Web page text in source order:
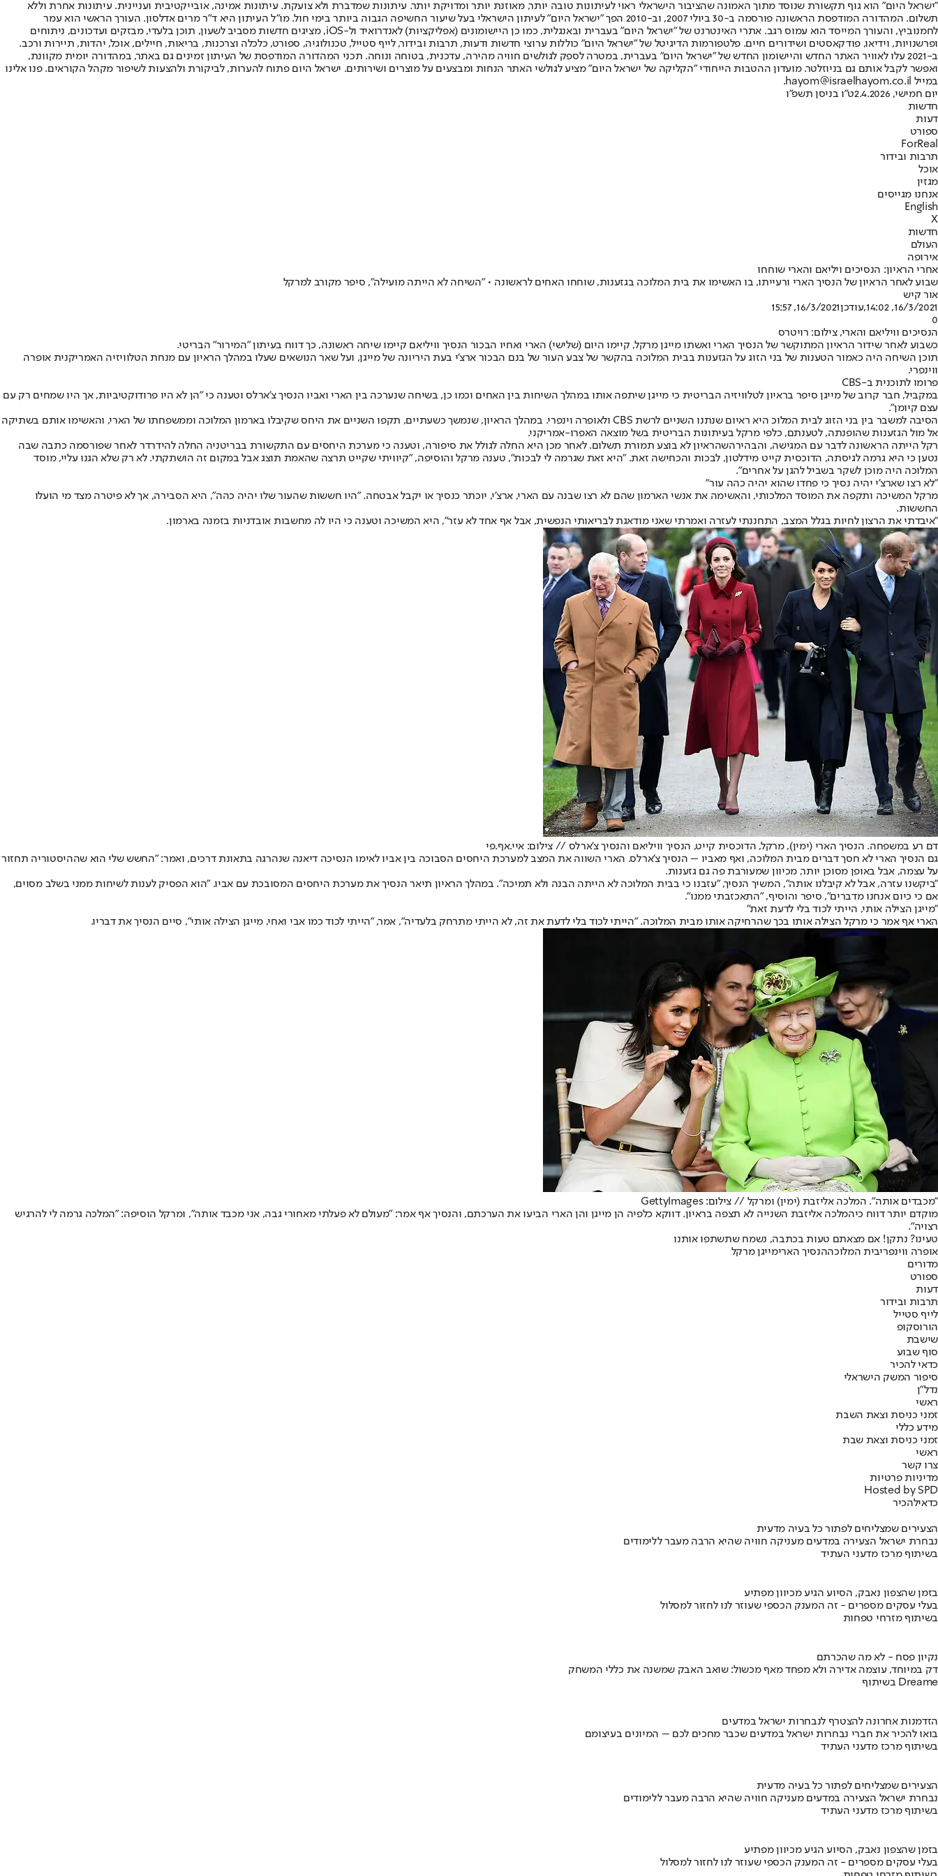
"ישראל היום" הוא גוף תקשורת שנוסד מתוך האמונה שהציבור הישראלי ראוי לעיתונות טובה יותר, מאוזנת יותר ומדויקת יותר. עיתונות שמדברת ולא צועקת. עיתונות אמינה, אובייקטיבית ועניינית. עיתונות אחרת וללא
תשלום. המהדורה המודפסת הראשונה פורסמה ב-30 ביולי 2007, וב-2010 הפך "ישראל היום" לעיתון הישראלי בעל שיעור החשיפה הגבוה ביותר בימי חול. מו"ל העיתון היא ד"ר מרים אדלסון. העורך הראשי הוא עמר
לחמנוביץ, והעורך המייסד הוא עמוס רגב. אתרי האינטרנט של "ישראל היום" בעברית ובאנגלית, כמו כן היישומונים (אפליקציות) לאנדרואיד ול-iOS, מציגים חדשות מסביב לשעון, תוכן בלעדי, מבזקים ועדכונים, ניתוחים
ופרשנויות, וידיאו, פודקאסטים ושידורים חיים. פלטפורמות הדיגיטל של "ישראל היום" כוללות ערוצי חדשות ודעות, תרבות ובידור, לייף סטייל, טכנולוגיה, ספורט, כלכלה וצרכנות, בריאות, חיילים, אוכל, יהדות, תיירות ורכב.
ב-2021 עלו לאוויר האתר החדש והיישומון החדש של "ישראל היום" בעברית, במטרה לספק לגולשים חוויה מהירה, עדכנית, בטוחה ונוחה. תכני המהדורה המודפסת של העיתון זמינים גם באתר, במהדורה יומית מקוונת,
ואפשר לקבל אותם גם בניוזלטר. מועדון ההטבות הייחודי "הקליקה של ישראל היום" מציע לגולשי האתר הנחות ומבצעים על מוצרים ושירותים. ישראל היום פתוח להערות, לביקורת ולהצעות לשיפור מקהל הקוראים. פנו אלינו
במייל hayom@israelhayom.co.il.
יום חמישי, 2.4.2026
ט"ו בניסן תשפ"ו
חדשות
דעות
ספורט
ForReal
תרבות ובידור
אוכל
מגזין
אנחנו מגייסים
English
X
חדשות
העולם
אירופה
אחרי הראיון: הנסיכים ויליאם והארי שוחחו
שבוע לאחר הראיון של הנסיך הארי ורעייתו, בו האשימו את בית המלוכה בגזענות, שוחחו האחים לראשונה • "השיחה לא הייתה מועילה", סיפר מקורב למרקל
אור קיש
16/3/2021, 14:02
,עודכן16/3/2021, 15:57
0
הנסיכים וויליאם והארי, צילום: רויטרס
כשבוע לאחר שידור הראיון המתוקשר של הנסיך הארי ואשתו מייגן מרקל, קיימו היום (שלישי) הארי ואחיו הבכור הנסיך וויליאם קיימו שיחה ראשונה, כך דווח בעיתון "המירור" הבריטי.
תוכן השיחה היה כאמור הטענות של בני הזוג על הגזענות בבית המלוכה בהקשר של צבע העור של בנם הבכור ארצ'י בעת היריונה של מייגן, ועל שאר הנושאים שעלו במהלך הראיון עם מנחת הטלוויזיה האמריקנית אופרה
ווינפרי.
פרומו לתוכנית ב-CBS
במקביל, חבר קרוב של מייגן סיפר בראיון לטלוויזיה הבריטית כי מייגן שיתפה אותו במהלך השיחות בין האחים וכמו כן, בשיחה שנערכה בין הארי ואביו הנסיך צ'ארלס וטענה כי "הן לא היו פרודוקטיביות, אך היו שמחים רק עם
עצם קיומן".
הסיבה למשבר בין בני הזוג לבית המלוכ היא ראיום שנתנו השניים לרשת CBS ולאופרה וינפרי. במהלך הראיון, שנמשך כשעתיים, תקפו השניים את היחס שקיבלו בארמון המלוכה וממשפחתו של הארי, והאשימו אותם בשתיקה
אל מול הגזענות שהופנתה, לטענתם, כלפי מרקל בעיתונות הבריטית בשל מוצאה האפרו-אמריקני.
רקל הייתה הראשונה לדבר עם המגישה, והבהירהשהראיון לא בוצע תמורת תשלום. לאחר מכן היא החלה לגולל את סיפורה, וטענה כי מערכת היחסים עם התקשורת בבריטניה החלה להידרדר לאחר שפורסמה כתבה שבה
נטען כי היא גרמה לגיסתה, הדוכסית קייט מידלטון, לבכות והכחישה זאת. "היא זאת שגרמה לי לבכות", טענה מרקל והוסיפה, "קיוויתי שקייט תרצה שהאמת תוצג אבל במקום זה הושתקתי. לא רק שלא הגנו עליי, מוסד
המלוכה היה מוכן לשקר בשביל להגן על אחרים".
"לא רצו שארצ'י יהיה נסיך כי פחדו שהוא יהיה כהה עור"
מרקל המשיכה ותקפה את המוסד המלכותי, והאשימה את אנשי הארמון שהם לא רצו שבנה עם הארי, ארצ'י, יוכתר כנסיך או יקבל אבטחה. "היו חששות שהעור שלו יהיה כהה", היא הסבירה, אך לא פיטרה מצד מי הועלו
החששות.
"איבדתי את הרצון לחיות בגלל המצב, התחננתי לעזרה ואמרתי שאני מודאגת לבריאותי הנפשית, אבל אף אחד לא עזר", היא המשיכה וטענה כי היו לה מחשבות אובדניות בזמנה בארמון.
דם רע במשפחה. הנסיך הארי (ימין), מרקל, הדוכסית קייט, הנסיך וויליאם והנסיך צ'ארלס // צילום: איי.אף.פי
גם הנסיך הארי לא חסך דברים מבית המלוכה, ואף מאביו – הנסיך צ'ארלס. הארי השווה את המצב למערכת היחסים הסבוכה בין אביו לאימו הנסיכה דיאנה שנהרגה בתאונת דרכים, ואמר: "החשש שלי הוא שההיסטוריה תחזור
על עצמה, אבל באופן מסוכן יותר, מכיוון שמעורבת פה גם גזענות.
"ביקשנו עזרה, אבל לא קיבלנו אותה", המשיך הנסיך, "עזבנו כי בבית המלוכה לא הייתה הבנה ולא תמיכה". במהלך הראיון תיאר הנסיך את מערכת היחסים המסובכת עם אביו. "הוא הפסיק לענות לשיחות ממני בשלב מסוים,
אם כי כיום אנחנו מדברים", סיפר והוסיף, "התאכזבתי ממנו".
"מייגן הצילה אותי, הייתי לכוד בלי לדעת זאת"
הארי אף אמר כי מרקל הצילה אותו בכך שהרחיקה אותו מבית המלוכה. "הייתי לכוד בלי לדעת את זה, לא הייתי מתרחק בלעדיה", אמר, "הייתי לכוד כמו אבי ואחי, מייגן הצילה אותי", סיים הנסיך את דבריו.
"מכבדים אותה". המלכה אליזבת (ימין) ומרקל // צילום: GettyImages
מוקדם יותר דווח כיהמלכה אליזבת השנייה לא תצפה בראיון. דווקא כלפיה הן מייגן והן הארי הביעו את הערכתם, והנסיך אף אמר: "מעולם לא פעלתי מאחורי גבה, אני מכבד אותה", ומרקל הוסיפה: "המלכה גרמה לי להרגיש
רצויה".
טעינו? נתקן! אם מצאתם טעות בכתבה, נשמח שתשתפו אותנו
אופרה ווינפריבית המלוכההנסיך הארימייגן מרקל
מדורים
ספורט
דעות
תרבות ובידור
לייף סטייל
הורוסקופ
שישבת
סוף שבוע
כדאי להכיר
סיפור המשק הישראלי
נדל"ן
ראשי
זמני כניסת וצאת השבת
מידע כללי
זמני כניסת וצאת שבת
ראשי
צרו קשר
מדיניות פרטיות
Hosted by SPD
כדאילהכיר
הצעירים שמצליחים לפתור כל בעיה מדעית
נבחרת ישראל הצעירה במדעים מעניקה חוויה שהיא הרבה מעבר ללימודים
בשיתוף מרכז מדעני העתיד
בזמן שהצפון נאבק, הסיוע הגיע מכיוון מפתיע
בעלי עסקים מספרים - זה המענק הכספי שעוזר לנו לחזור למסלול
בשיתוף מזרחי טפחות
נקיון פסח - לא מה שהכרתם
דק במיוחד, עוצמה אדירה ולא מפחד מאף מכשול: שואב האבק שמשנה את כללי המשחק
בשיתוף Dreame
הזדמנות אחרונה להצטרף לנבחרות ישראל במדעים
בואו להכיר את חברי נבחרות ישראל במדעים שכבר מחכים לכם – המיונים בעיצומם
בשיתוף מרכז מדעני העתיד
הצעירים שמצליחים לפתור כל בעיה מדעית
נבחרת ישראל הצעירה במדעים מעניקה חוויה שהיא הרבה מעבר ללימודים
בשיתוף מרכז מדעני העתיד
בזמן שהצפון נאבק, הסיוע הגיע מכיוון מפתיע
בעלי עסקים מספרים - זה המענק הכספי שעוזר לנו לחזור למסלול